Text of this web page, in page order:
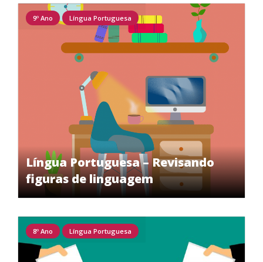
Língua Portuguesa – Revisando
figuras de linguagem
9º Ano Língua Portuguesa
8º Ano Língua Portuguesa